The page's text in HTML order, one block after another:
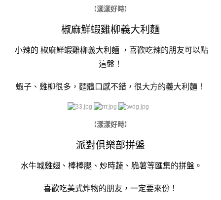
【漾漾好時】
椒麻鮮蝦雞柳義大利麵
小辣的 椒麻鮮蝦雞柳義大利麵
，喜歡吃辣的朋友可以點
這盤！
蝦子、雞柳很多，麵體口感不錯，很大方的義大利麵！
【漾漾好時】
派對俱樂部拼盤
水牛城雞翅、棒棒腿、炒時蔬、脆薯等匯集的拼盤。
喜歡吃美式炸物的朋友，一定要來份！